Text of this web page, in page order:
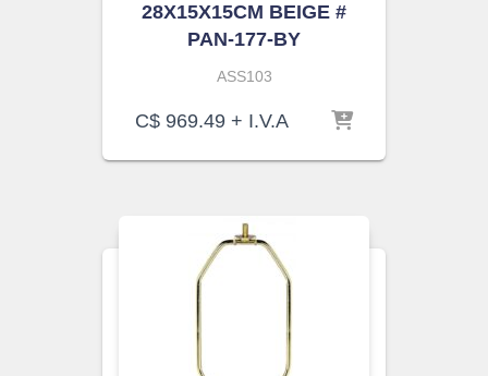
28X15X15CM BEIGE #
PAN-177-BY
ASS103
C$ 969.49 + I.V.A